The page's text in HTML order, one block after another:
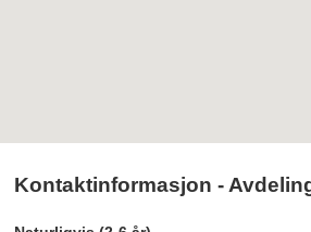
Kontaktinformasjon -